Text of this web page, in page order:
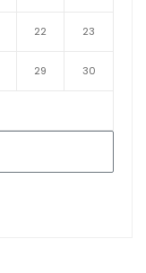
22 23
29 30